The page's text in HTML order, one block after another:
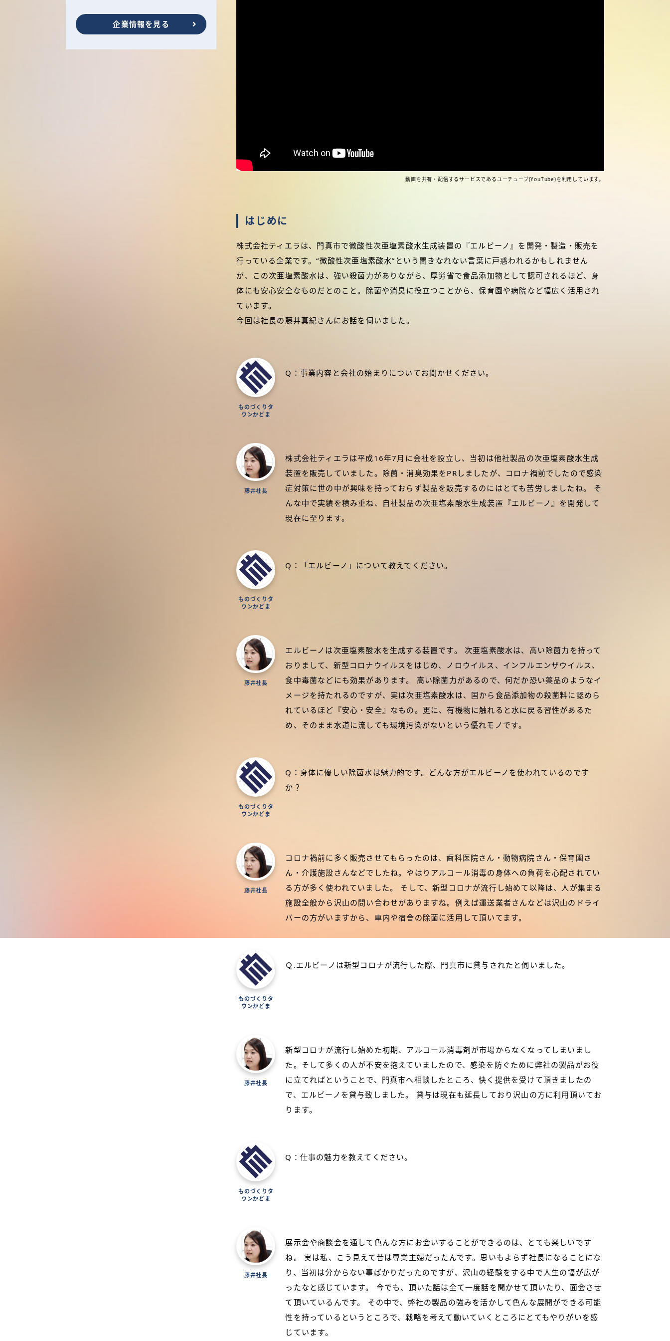
企業情報を見る
動画を共有・配信するサービスであるユーチューブ(YouTube)を利用しています。
はじめに
株式会社ティエラは、門真市で微酸性次亜塩素酸水生成装置の『エルビーノ』を開発・製造・販売を
行っている企業です。“微酸性次亜塩素酸水”という聞きなれない言葉に戸惑われるかもしれません
が、この次亜塩素酸水は、強い殺菌力がありながら、厚労省で食品添加物として認可されるほど、身
体にも安心安全なものだとのこと。除菌や消臭に役立つことから、保育園や病院など幅広く活用され
ています。
今回は社長の藤井真紀さんにお話を伺いました。
ものづくりタ
ウンかどま
Q：事業内容と会社の始まりについてお聞かせください。
藤井社長
株式会社ティエラは平成16年7月に会社を設立し、当初は他社製品の次亜塩素酸水生成
装置を販売していました。除菌・消臭効果をPRしましたが、コロナ禍前でしたので感染
症対策に世の中が興味を持っておらず製品を販売するのにはとても苦労しましたね。 そ
んな中で実績を積み重ね、自社製品の次亜塩素酸水生成装置『エルビーノ』を開発して
現在に至ります。
ものづくりタ
ウンかどま
Q：「エルビーノ」について教えてください。
藤井社長
エルビーノは次亜塩素酸水を生成する装置です。 次亜塩素酸水は、高い除菌力を持って
おりまして、新型コロナウイルスをはじめ、ノロウイルス、インフルエンザウイルス、
食中毒菌などにも効果があります。 高い除菌力があるので、何だか恐い薬品のようなイ
メージを持たれるのですが、実は次亜塩素酸水は、国から食品添加物の殺菌料に認めら
れているほど『安心・安全』なもの。更に、有機物に触れると水に戻る習性があるた
め、そのまま水道に流しても環境汚染がないという優れモノです。
ものづくりタ
ウンかどま
Q：身体に優しい除菌水は魅力的です。どんな方がエルビーノを使われているのです
か？
藤井社長
コロナ禍前に多く販売させてもらったのは、歯科医院さん・動物病院さん・保育園さ
ん・介護施設さんなどでしたね。やはりアルコール消毒の身体への負荷を心配されてい
る方が多く使われていました。 そして、新型コロナが流行し始めて以降は、人が集まる
施設全般から沢山の問い合わせがありますね。例えば運送業者さんなどは沢山のドライ
バーの方がいますから、車内や宿舎の除菌に活用して頂いてます。
ものづくりタ
ウンかどま
Ｑ.エルビーノは新型コロナが流行した際、門真市に貸与されたと伺いました。
藤井社長
新型コロナが流行し始めた初期、アルコール消毒剤が市場からなくなってしまいまし
た。そして多くの人が不安を抱えていましたので、感染を防ぐために弊社の製品がお役
に立てればということで、門真市へ相談したところ、快く提供を受けて頂きましたの
で、エルビーノを貸与致しました。 貸与は現在も延長しており沢山の方に利用頂いてお
ります。
ものづくりタ
ウンかどま
Q：仕事の魅力を教えてください。
藤井社長
展示会や商談会を通して色んな方にお会いすることができるのは、とても楽しいです
ね。 実は私、こう見えて昔は専業主婦だったんです。思いもよらず社長になることにな
り、当初は分からない事ばかりだったのですが、沢山の経験をする中で人生の幅が広が
ったなと感じています。 今でも、頂いた話は全て一度話を聞かせて頂いたり、面会させ
て頂いているんです。 その中で、弊社の製品の強みを活かして色んな展開ができる可能
性を持っているというところで、戦略を考えて動いていくところにとてもやりがいを感
じています。